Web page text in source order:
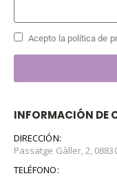
Acepto la política de
INFORMACIÓN DE
DIRECCIÓN:
Passatge Gàller, 2,
TELÉFONO: